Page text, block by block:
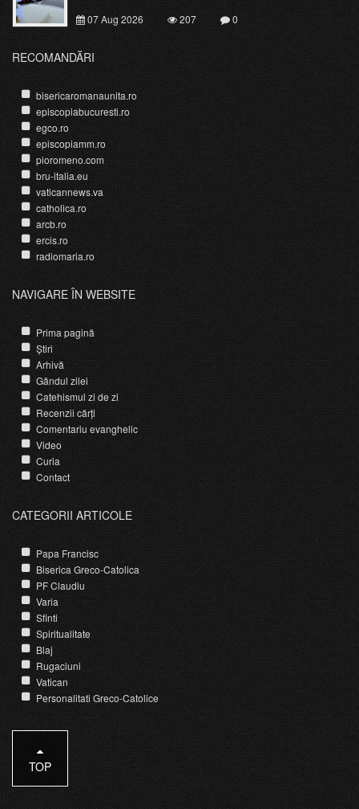
07 Aug 2026
207 0
RECOMANDĂRI
bisericaromanaunita.ro
episcopiabucuresti.ro
egco.ro
episcopiamm.ro
pioromeno.com
bru-italia.eu
vaticannews.va
catholica.ro
arcb.ro
ercis.ro
radiomaria.ro
NAVIGARE ÎN WEBSITE
Prima pagină
Știri
Arhivă
Gândul zilei
Catehismul zi de zi
Recenzii cărți
Comentariu evanghelic
Video
Curia
Contact
CATEGORII ARTICOLE
Papa Francisc
Biserica Greco-Catolica
PF Claudiu
Varia
Sfinti
Spiritualitate
Blaj
Rugaciuni
Vatican
Personalitati Greco-Catolice
TOP